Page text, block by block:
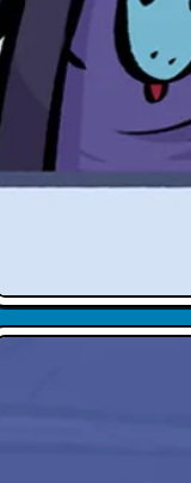
here